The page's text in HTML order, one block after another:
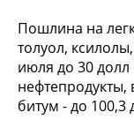
Пошлина на
толуол,
июля до 30 долл
битум - до 100,3